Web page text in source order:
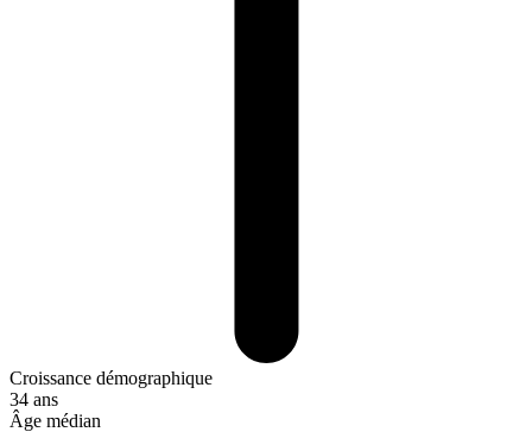
Croissance démographique
34 ans
Âge médian